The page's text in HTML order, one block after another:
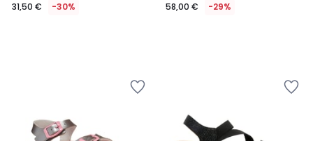
31,50 € -30% 58,00 € -29%